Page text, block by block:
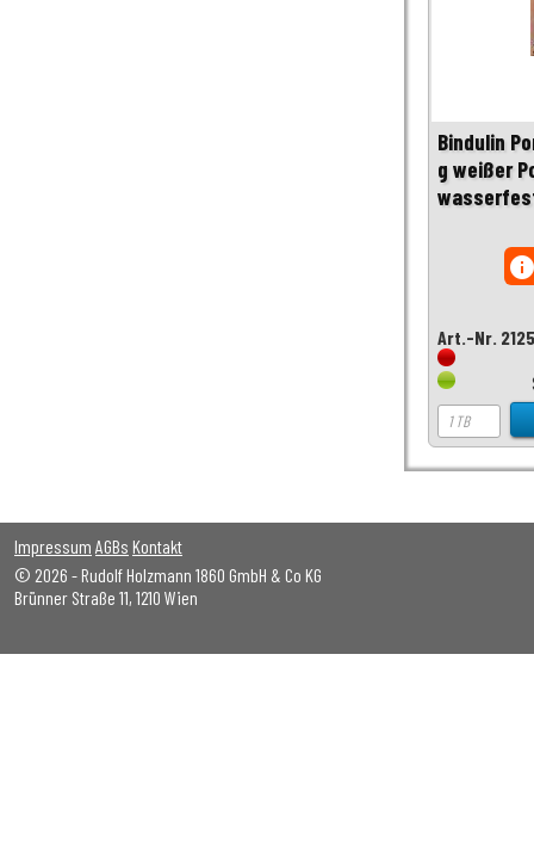
Bindulin
g weißer
Art.-Nr.
Impressum AGBs Kontakt
© 2026 - Rudolf Holzmann 1860 GmbH & Co KG
Brünner Straße 11, 1210 Wien